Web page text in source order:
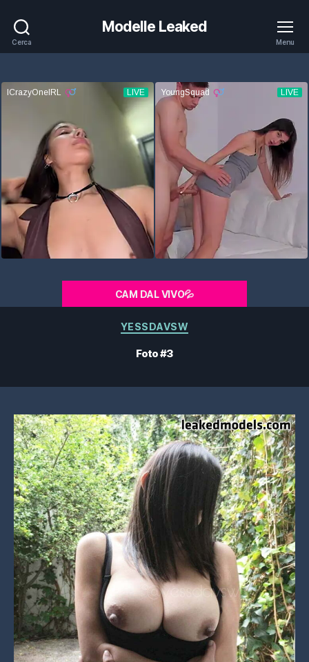
Cerca
Modelle Leaked
Menu
CAM DAL VIVO💦
Categorie
YESSDAVSW
Foto #3